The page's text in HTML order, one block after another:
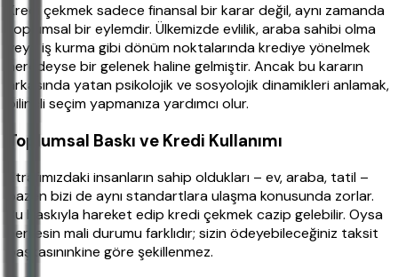
Kredi çekmek sadece finansal bir karar değil, aynı zamanda
toplumsal bir eylemdir. Ülkemizde evlilik, araba sahibi olma
veya iş kurma gibi dönüm noktalarında krediye yönelmek
neredeyse bir gelenek haline gelmiştir. Ancak bu kararın
arkasında yatan psikolojik ve sosyolojik dinamikleri anlamak,
bilinçli seçim yapmanıza yardımcı olur.
Toplumsal Baskı ve Kredi Kullanımı
Etrafımızdaki insanların sahip oldukları – ev, araba, tatil –
bazen bizi de aynı standartlara ulaşma konusunda zorlar.
Bu baskıyla hareket edip kredi çekmek cazip gelebilir. Oysa
herkesin mali durumu farklıdır; sizin ödeyebileceğiniz taksit
başkasınınkine göre şekillenmez.